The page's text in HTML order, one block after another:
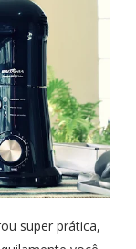
super prática,